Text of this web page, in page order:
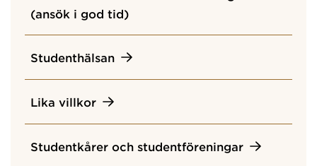
(ansök i god tid)
Studenthälsan
Lika villkor
Studentkårer och studentföreningar